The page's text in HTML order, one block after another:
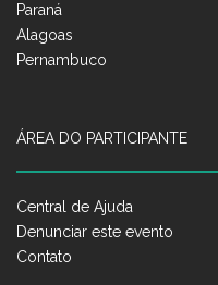
Paraná
Alagoas
Pernambuco
ÁREA DO PARTICIPANTE
Central de Ajuda
Denunciar este evento
Contato